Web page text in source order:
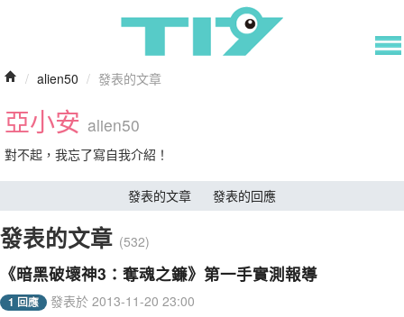
/ alien50 / 發表的文章
亞小安 alien50
對不起，我忘了寫自我介紹！
發表的文章 發表的回應
發表的文章 (532)
《暗黑破壞神3：奪魂之鐮》第一手實測報導
1 回應 發表於 2013-11-20 23:00